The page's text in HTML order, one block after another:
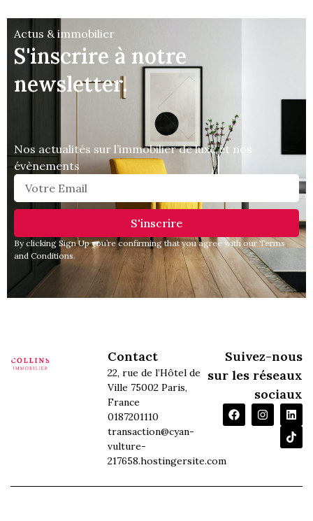
Actus & immobilier
S'inscrire à notre
newsletter.
Nos actualités sur l’immobilier de luxe et nos
évènements
S'inscrire
By clicking Sign Up you’re confirming that you agree with our Terms
and Conditions.
Contact
22, rue de l’Hôtel de
Ville 75002 Paris,
France
0187201110
transaction@cyan-
vulture-
217658.hostingersite.com
Suivez-nous
sur les réseaux
sociaux